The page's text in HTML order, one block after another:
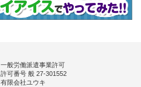
一般労働派遣事業許可
許可番号 般 27-301552
有限会社ユウキ